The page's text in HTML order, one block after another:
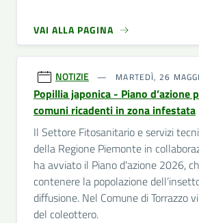
VAI ALLA PAGINA
NOTIZIE MARTEDÌ, 26
Popillia japonica - Piano d’azione
comuni ricadenti in zona infestata
Il Settore Fitosanitario e servizi
della Regione Piemonte in
ha avviato il Piano d'azione 2026,
contenere la popolazione
diffusione. Nel Comune di Torrazzo
del coleottero.